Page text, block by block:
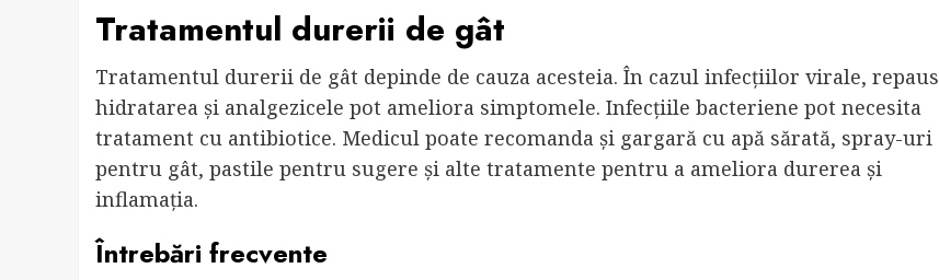
Tratamentul durerii de gât
Tratamentul durerii de gât depinde de cauza acesteia. În cazul infecțiilor virale,
hidratarea și analgezicele pot ameliora simptomele. Infecțiile bacteriene pot necesita
tratament cu antibiotice. Medicul poate recomanda și gargară cu apă sărată, spray-uri
pentru gât, pastile pentru sugere și alte tratamente pentru a ameliora durerea și
inflamația.
Întrebări frecvente